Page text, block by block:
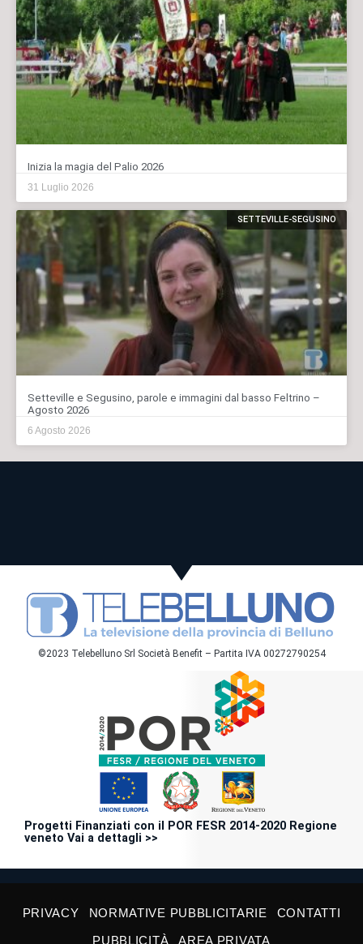
Inizia la magia del Palio 2026
31 Luglio 2026
SETTEVILLE-SEGUSINO
Setteville e Segusino, parole e immagini dal basso Feltrino –
Agosto 2026
6 Agosto 2026
©2023 Telebelluno Srl Società Benefit – Partita IVA 00272790254
Progetti Finanziati con il POR FESR 2014-2020 Regione
veneto Vai a dettagli >>
PRIVACY NORMATIVE PUBBLICITARIE
CONTATTI
PUBBLICITÀ
AREA PRIVATA